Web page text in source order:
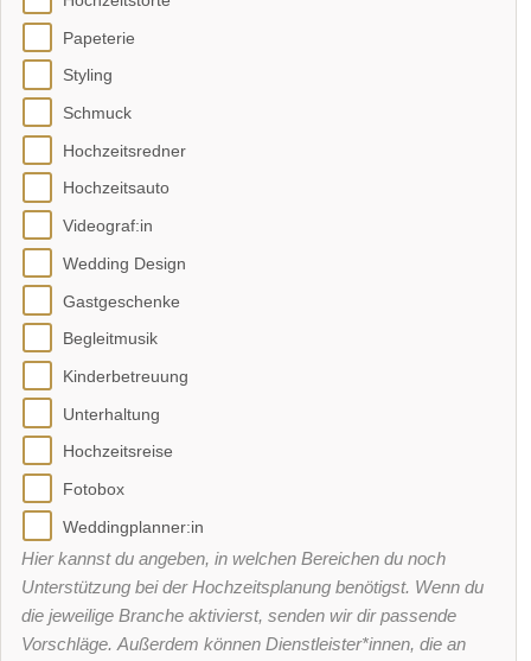
Papeterie
Styling
Schmuck
Hochzeitsredner
Hochzeitsauto
Videograf:in
Wedding Design
Gastgeschenke
Begleitmusik
Kinderbetreuung
Unterhaltung
Hochzeitsreise
Fotobox
Weddingplanner:in
Hier kannst du angeben, in welchen Bereichen du noch
Unterstützung bei der Hochzeitsplanung benötigst. Wenn du
die jeweilige Branche aktivierst, senden wir dir passende
Vorschläge. Außerdem können Dienstleister*innen, die an